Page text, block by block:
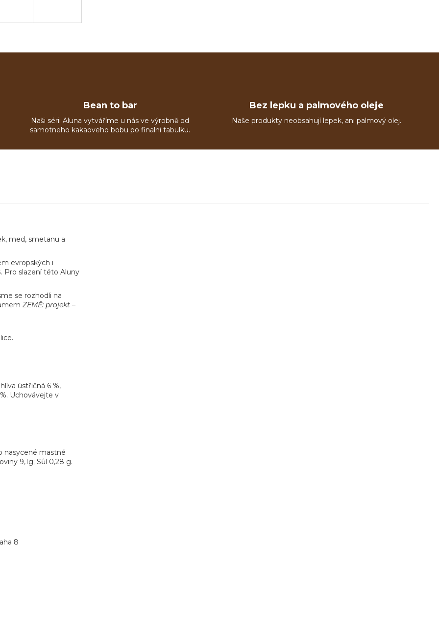
Bean to bar
Naši sérii Aluna vytváříme u nás ve výrobně od
samotneho kakaoveho bobu po finalni tabulku.
Bez lepku a palmového oleje
Naše produkty neobsahují lepek, ani palmový olej.
med, smetanu a
evropských i
. Pro slazení této Aluny
se rozhodli na
ZEMĚ: projekt –
hlíva ústřičná 6 %,
Uchovávejte v
nasycené mastné
9,1g; Sůl 0,28 g.
8